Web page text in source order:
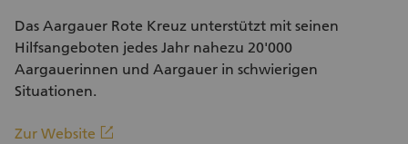
Das Aargauer Rote Kreuz unterstützt mit seinen
Hilfsangeboten jedes Jahr nahezu 20'000
Aargauerinnen und Aargauer in schwierigen
Situationen.
Zur Website linkout